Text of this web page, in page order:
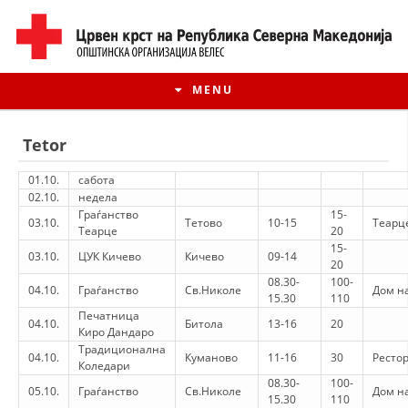
MENU
HISTORIA E LËVIZJES
HISTORIA E KRYQIT TË KUQ
Tetor
01.10.
сабота
02.10.
недела
03.10.
Граѓанство
Теарце
Тетово 10-15
15-
20
03.10. ЦУК Кичево Кичево 09-14
15-
20
04.10.
Граѓанство Св.Николе
08.30-
15.30
100-
110
Дом
04.10.
Печатница
Киро Дандаро
Битола 13-16 20
04.10.
Традиционална
Коледари
Куманово 11-16 30
05.10. Граѓанство Св.Николе
08.30-
15.30
100-
110
Дом